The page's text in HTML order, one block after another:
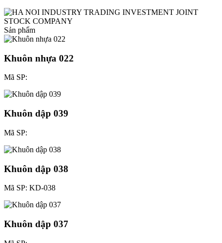
Sản phẩm
Khuôn nhựa 022
Mã SP:
Khuôn dập 039
Mã SP:
Khuôn dập 038
Mã SP: KD-038
Khuôn dập 037